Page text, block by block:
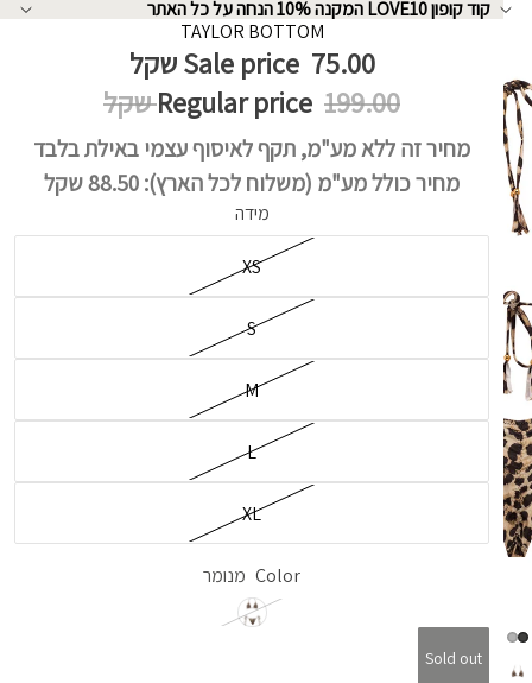
קוד קופון LOVE10 המקנה 10% הנחה על כל האתר
TAYLOR BOTTOM
Sale price 75.00 שקל
Regular price 199.00 שקל
מחיר זה ללא מע"מ, תקף לאיסוף עצמי באילת בלבד
מחיר כולל מע"מ (משלוח לכל הארץ):88.50 שקל
מידה
XS
S
M
L
XL
Color מנומר
Sold out